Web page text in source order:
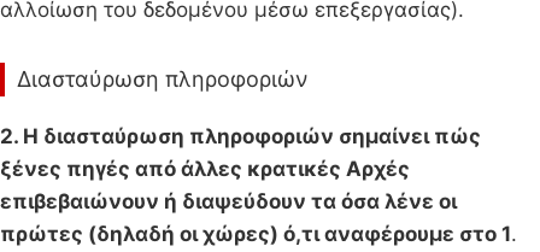
αλλοίωση του δεδομένου μέσω επεξεργασίας).
Διασταύρωση πληροφοριών
2. Η διασταύρωση πληροφοριών σημαίνει πώς
ξένες πηγές από άλλες κρατικές Αρχές
επιβεβαιώνουν ή διαψεύδουν τα όσα λένε οι
πρώτες (δηλαδή οι χώρες) ό,τι αναφέρουμε στο 1.